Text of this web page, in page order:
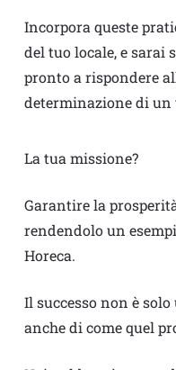
Incorpora queste
del tuo locale, e sarai
pronto a rispondere
determinazione di un
La tua missione?
Garantire la
rendendolo un
Horeca.
Il successo non è
anche di come quel